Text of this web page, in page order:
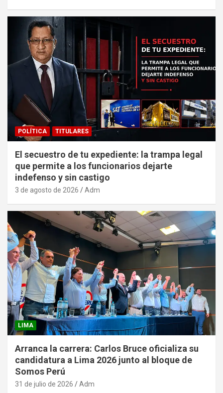
POLÍTICA TITULARES
El secuestro de tu expediente: la trampa legal
que permite a los funcionarios dejarte
indefenso y sin castigo
3 de agosto de 2026 Adm
LIMA
Arranca la carrera: Carlos Bruce oficializa su
candidatura a Lima 2026 junto al bloque de
Somos Perú
31 de julio de 2026 Adm